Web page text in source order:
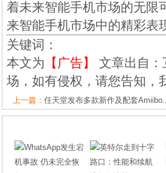
着未来智能手机市场的无限
来智能手机市场中的精彩表
关键词：
本文为 【广告】
文章出自
场，如有侵权，请您告知，
上一篇： 任天堂发布多款新作及配套